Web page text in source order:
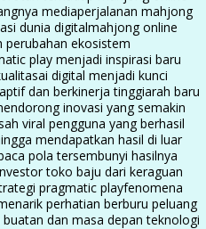
mediaperjalanan mahjong
dunia digitalmahjong online
perubahan ekosistem
play menjadi inspirasi baru
ai digital menjadi kunci
dan berkinerja tinggiarah baru
inovasi yang semakin
viral pengguna yang berhasil
mendapatkan hasil di luar
pola tersembunyi hasilnya
toko baju dari keraguan
pragmatic playfenomena
perhatian berburu peluang
buatan dan masa depan teknologi